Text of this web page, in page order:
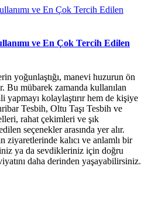
ve En Çok Tercih Edilen
yoğunlaştığı, manevi huzurun ön
Bu mübarek zamanda kullanılan
yapmayı kolaylaştırır hem de kişiye
Tesbih, Oltu Taşı Tesbih ve
rahat çekimleri ve şık
seçenekler arasında yer alır.
ziyaretlerinde kalıcı ve anlamlı bir
ya da sevdikleriniz için doğru
daha derinden yaşayabilirsiniz.